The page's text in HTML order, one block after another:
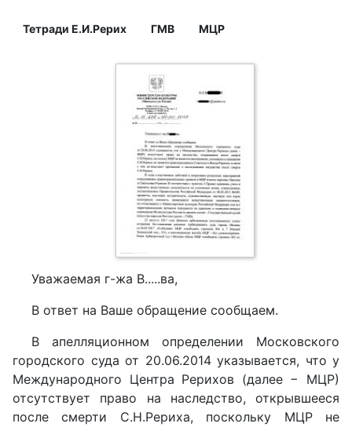
Тетради Е.И.Рерих ГМВ МЦР
Уважаемая г-жа В.....ва,
В ответ на Ваше обращение сообщаем.
В апелляционном определении Московского
городского суда от 20.06.2014 указывается, что у
Международного Центра Рерихов (далее − МЦР)
отсутствует право на наследство, открывшееся
после смерти С.Н.Рериха, поскольку МЦР не